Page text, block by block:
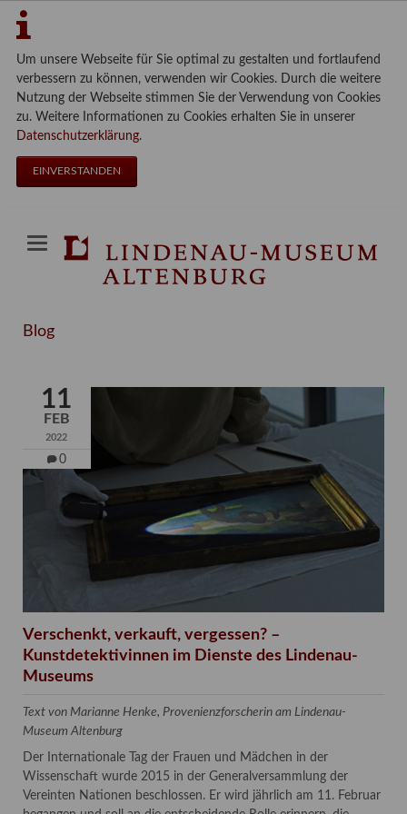
Um unsere Webseite für Sie optimal zu gestalten und fortlaufend
verbessern zu können, verwenden wir Cookies. Durch die weitere
Nutzung der Webseite stimmen Sie der Verwendung von Cookies
zu. Weitere Informationen zu Cookies erhalten Sie in unserer
Datenschutzerklärung.
EINVERSTANDEN
Blog
11
FEB
2022
0
Verschenkt, verkauft, vergessen? –
Kunstdetektivinnen im Dienste des Lindenau-
Museums
Text von Marianne Henke, Provenienzforscherin am Lindenau-
Museum Altenburg
Der Internationale Tag der Frauen und Mädchen in der
Wissenschaft wurde 2015 in der Generalversammlung der
Vereinten Nationen beschlossen. Er wird jährlich am 11. Februar